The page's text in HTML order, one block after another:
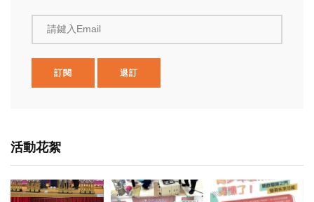
請鍵入Email
訂閱 退訂
活動花絮